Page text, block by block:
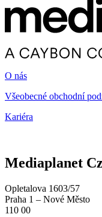
O nás
Všeobecné obchodní
Kariéra
Mediaplanet
Opletalova 1603/57
Praha 1 – Nové Město
110 00